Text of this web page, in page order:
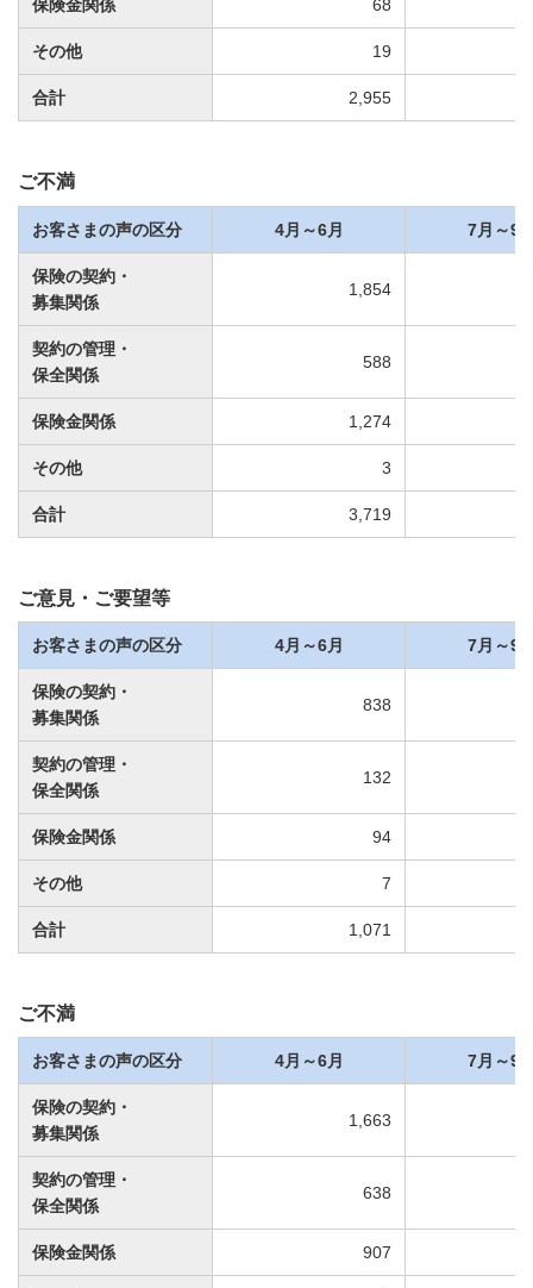
保険金関係 68
その他 19
合計 2,955
ご不満
お客さまの声の区分 4月～6月 7月～9
保険の契約・
募集関係
1,854
契約の管理・
保全関係
588
保険金関係 1,274
その他 3
合計 3,719
ご意見・ご要望等
お客さまの声の区分 4月～6月 7月～9
保険の契約・
募集関係
838
契約の管理・
保全関係
132
保険金関係 94
その他 7
合計 1,071
ご不満
お客さまの声の区分 4月～6月 7月～9
保険の契約・
募集関係
1,663
契約の管理・
保全関係
638
保険金関係 907